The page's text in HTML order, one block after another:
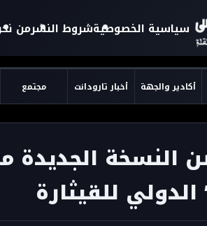
سياسية الخصوصيةشروط النشرمن
أكادير والجهة أخبار تارودانت مجتمع
النسخة
الدولي للقيثارة